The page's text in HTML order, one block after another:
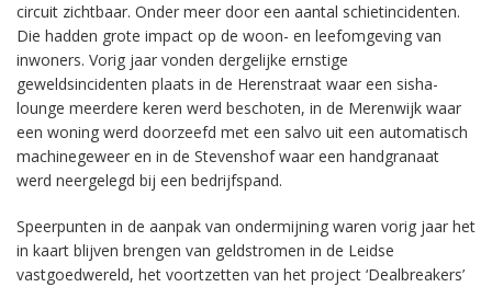
circuit zichtbaar. Onder meer door een aantal schietincidenten.
Die hadden grote impact op de woon- en leefomgeving van
inwoners. Vorig jaar vonden dergelijke ernstige
geweldsincidenten plaats in de Herenstraat waar een sisha-
lounge meerdere keren werd beschoten, in de Merenwijk waar
een woning werd doorzeefd met een salvo uit een automatisch
machinegeweer en in de Stevenshof waar een handgranaat
werd neergelegd bij een bedrijfspand.
Speerpunten in de aanpak van ondermijning waren vorig jaar het
in kaart blijven brengen van geldstromen in de Leidse
vastgoedwereld, het voortzetten van het project ‘Dealbreakers’